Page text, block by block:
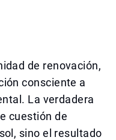
de renovación,
consciente a
La verdadera
cuestión de
sino el resultado